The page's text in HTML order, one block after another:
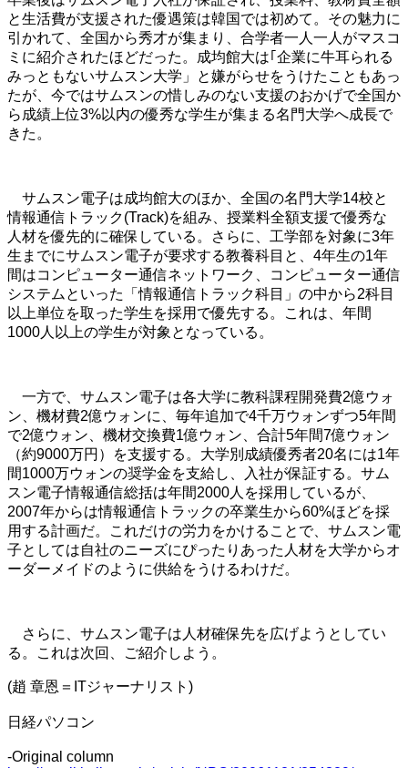
と生活費が支援された優遇策は韓国では初めて。その魅力に
引かれて、全国から秀才が集まり、合学者一人一人がマスコ
ミに紹介されたほどだった。成均館大は｢企業に牛耳られる
みっともないサムスン大学」と嫌がらせをうけたこともあっ
たが、今ではサムスンの惜しみのない支援のおかげで全国か
ら成績上位3%以内の優秀な学生が集まる名門大学へ成長で
きた。
サムスン電子は成均館大のほか、全国の名門大学14校と
情報通信トラック(Track)を組み、授業料全額支援で優秀な
人材を優先的に確保している。さらに、工学部を対象に3年
生までにサムスン電子が要求する教養科目と、4年生の1年
間はコンピューター通信ネットワーク、コンピューター通信
システムといった「情報通信トラック科目」の中から2科目
以上単位を取った学生を採用で優先する。これは、年間
1000人以上の学生が対象となっている。
一方で、サムスン電子は各大学に教科課程開発費2億ウォ
ン、機材費2億ウォンに、毎年追加で4千万ウォンずつ5年間
で2億ウォン、機材交換費1億ウォン、合計5年間7億ウォン
（約9000万円）を支援する。大学別成績優秀者20名には1年
間1000万ウォンの奨学金を支給し、入社が保証する。サム
スン電子情報通信総括は年間2000人を採用しているが、
2007年からは情報通信トラックの卒業生から60%ほどを採
用する計画だ。これだけの労力をかけることで、サムスン電
子としては自社のニーズにぴったりあった人材を大学からオ
ーダーメイドのように供給をうけるわけだ。
さらに、サムスン電子は人材確保先を広げようとしてい
る。これは次回、ご紹介しよう。
(趙 章恩＝ITジャーナリスト)
日経パソコン
-Original column